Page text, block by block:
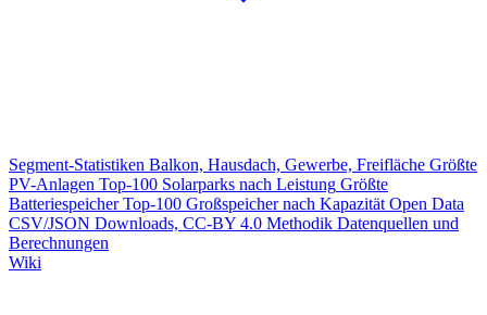
Segment-Statistiken Balkon, Hausdach, Gewerbe, Freifläche Größte
PV-Anlagen Top-100 Solarparks nach Leistung Größte
Batteriespeicher Top-100 Großspeicher nach Kapazität Open Data
CSV/JSON Downloads, CC-BY 4.0 Methodik Datenquellen und
Berechnungen
Wiki